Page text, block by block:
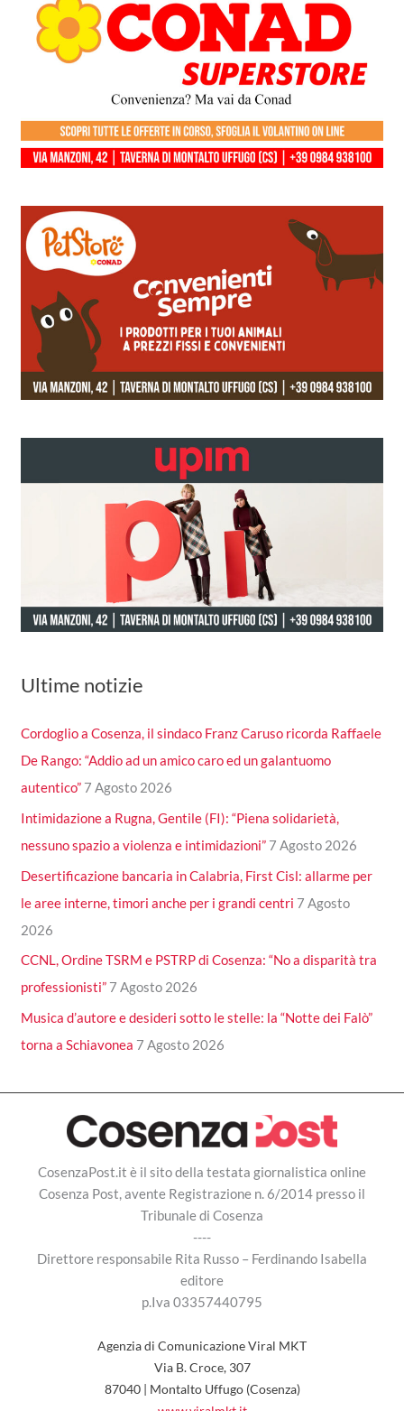
Ultime notizie
Cordoglio a Cosenza, il sindaco Franz Caruso ricorda Raffaele
De Rango: “Addio ad un amico caro ed un galantuomo
autentico” 7 Agosto 2026
Intimidazione a Rugna, Gentile (FI): “Piena solidarietà,
nessuno spazio a violenza e intimidazioni” 7 Agosto 2026
Desertificazione bancaria in Calabria, First Cisl: allarme per
le aree interne, timori anche per i grandi centri 7 Agosto
2026
CCNL, Ordine TSRM e PSTRP di Cosenza: “No a disparità tra
professionisti” 7 Agosto 2026
Musica d’autore e desideri sotto le stelle: la “Notte dei Falò”
torna a Schiavonea 7 Agosto 2026
CosenzaPost.it è il sito della testata giornalistica online
Cosenza Post, avente Registrazione n. 6/2014 presso il
Tribunale di Cosenza
----
Direttore responsabile Rita Russo – Ferdinando Isabella
editore
p.Iva 03357440795
Agenzia di Comunicazione Viral MKT
Via B. Croce, 307
87040 | Montalto Uffugo (Cosenza)